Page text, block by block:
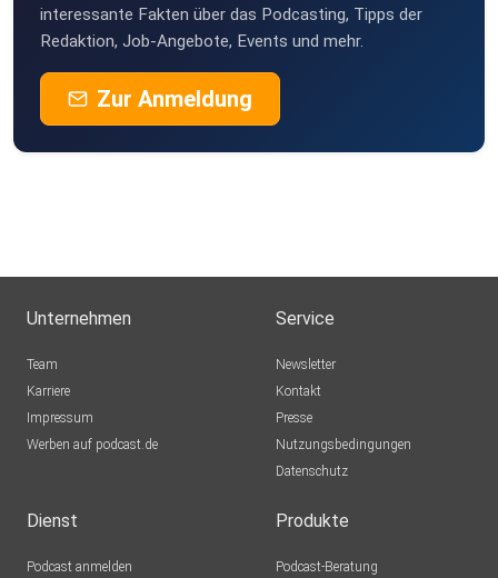
interessante Fakten über das Podcasting, Tipps der
Redaktion, Job-Angebote, Events und mehr.
Zur Anmeldung
Unternehmen
Team
Karriere
Impressum
Werben auf podcast.de
Service
Newsletter
Kontakt
Presse
Nutzungsbedingungen
Datenschutz
Dienst
Podcast anmelden
Produkte
Podcast-Beratung